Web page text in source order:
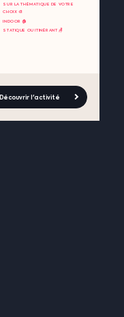
SUR LA THÉMATIQUE DE VOTRE
CHOIX 🎨
INDOOR 🏠
STATIQUE OU ITINÉRANT 🪑
Découvrir l'activité